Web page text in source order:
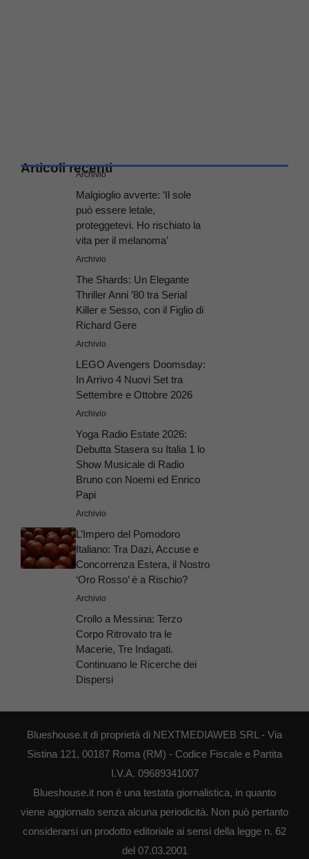
Articoli recenti
Archivio
Malgioglio avverte: ‘Il sole
può essere letale,
proteggetevi. Ho rischiato la
vita per il melanoma’
Archivio
The Shards: Un Elegante
Thriller Anni ’80 tra Serial
Killer e Sesso, con il Figlio di
Richard Gere
Archivio
LEGO Avengers Doomsday:
In Arrivo 4 Nuovi Set tra
Settembre e Ottobre 2026
Archivio
Yoga Radio Estate 2026:
Debutta Stasera su Italia 1 lo
Show Musicale di Radio
Bruno con Noemi ed Enrico
Papi
Archivio
L’Impero del Pomodoro
Italiano: Tra Dazi, Accuse e
Concorrenza Estera, il Nostro
‘Oro Rosso’ è a Rischio?
Archivio
Crollo a Messina: Terzo
Corpo Ritrovato tra le
Macerie, Tre Indagati.
Continuano le Ricerche dei
Dispersi
Blueshouse.it di proprietà di NEXTMEDIAWEB SRL - Via
Sistina 121, 00187 Roma (RM) - Codice Fiscale e Partita
I.V.A. 09689341007
Blueshouse.it non è una testata giornalistica, in quanto
viene aggiornato senza alcuna periodicità. Non può pertanto
considerarsi un prodotto editoriale ai sensi della legge n. 62
del 07.03.2001